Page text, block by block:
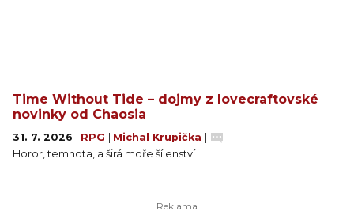
Time Without Tide – dojmy z lovecraftovské
novinky od Chaosia
31. 7. 2026 RPG Michal Krupička
Horor, temnota, a širá moře šílenství